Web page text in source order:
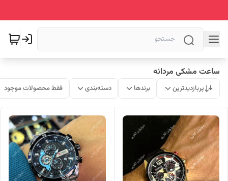
ساعت مشکی مردانه
پربازدیدترین برندها دسته‌بندی فقط محصولات موجود